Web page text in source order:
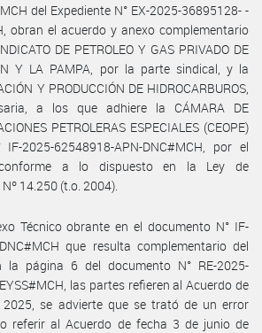
del Expediente N° EX-2025-36895128- -
obran el acuerdo y anexo complementario
DE PETROLEO Y GAS PRIVADO DE
Y LA PAMPA, por la parte sindical, y la
Y PRODUCCIÓN DE HIDROCARBUROS,
a los que adhiere la CÁMARA DE
PETROLERAS ESPECIALES (CEOPE)
2025-62548918-APN-DNC#MCH, por el
conforme a lo dispuesto en la Ley de
14.250 (t.o. 2004).
Técnico obrante en el documento N° IF-
que resulta complementario del
la página 6 del documento N° RE-2025-
las partes refieren al Acuerdo de
se advierte que se trató de un error
referir al Acuerdo de fecha 3 de junio de